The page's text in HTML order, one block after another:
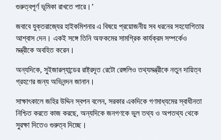
গুরুত্বপূর্ণ ভূমিকা রাখতে পারে।’
জবাবে যুক্তরাজ্যের হাইকমিশনার এ বিষয়ে প্রয়োজনীয় সব ধরনের সহযোগিতার
আশ্বাস দেন। একই সঙ্গে তিনি অফকমের সামগ্রিক কার্যক্রম সম্পর্কেও
মন্ত্রীকে অবহিত করেন।
অন্যদিকে, সুইজারল্যান্ডের রাষ্ট্রদূত রেটো রেঙ্গলিও তথ্যমন্ত্রীকে নতুন দায়িত্ব
গ্রহণের জন্য অভিনন্দন জানান।
সাক্ষাৎকালে জহির উদ্দিন স্বপন বলেন, সরকার একদিকে গণমাধ্যমের স্বাধীনতা
নিশ্চিত করতে কাজ করছে, অন্যদিকে জনগণকে ভুল তথ্য ও অপতথ্য থেকে
সুরক্ষা দিতেও গুরুত্ব দিচ্ছে।